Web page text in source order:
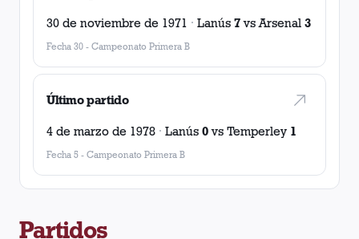
30 de noviembre de 1971 · Lanús 7vs Arsenal 3
Fecha 30 - Campeonato Primera B
Último partido
4 de marzo de 1978 · Lanús 0vs Temperley 1
Fecha 5 - Campeonato Primera B
Partidos